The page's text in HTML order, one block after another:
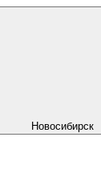
Новосибирск